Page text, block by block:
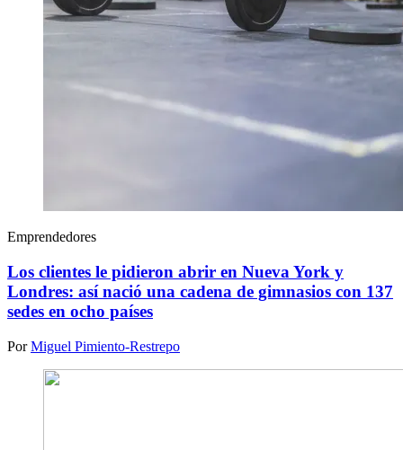
Emprendedores
Los clientes le pidieron abrir en Nueva York y
Londres: así nació una cadena de gimnasios con 137
sedes en ocho países
PorMiguel Pimiento-Restrepo